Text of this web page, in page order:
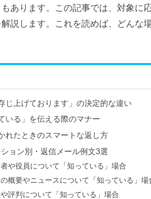
あります。この記事では、対象に
説します。これを読めば、どんな
じ上げております」の決定的な違い
いる」を伝える際のマナー
れたときのスマートな返し方
ョン別・返信メール例文3選
や役員について「知っている」場合
概要やニュースについて「知っている」場
評判について「知っている」場合